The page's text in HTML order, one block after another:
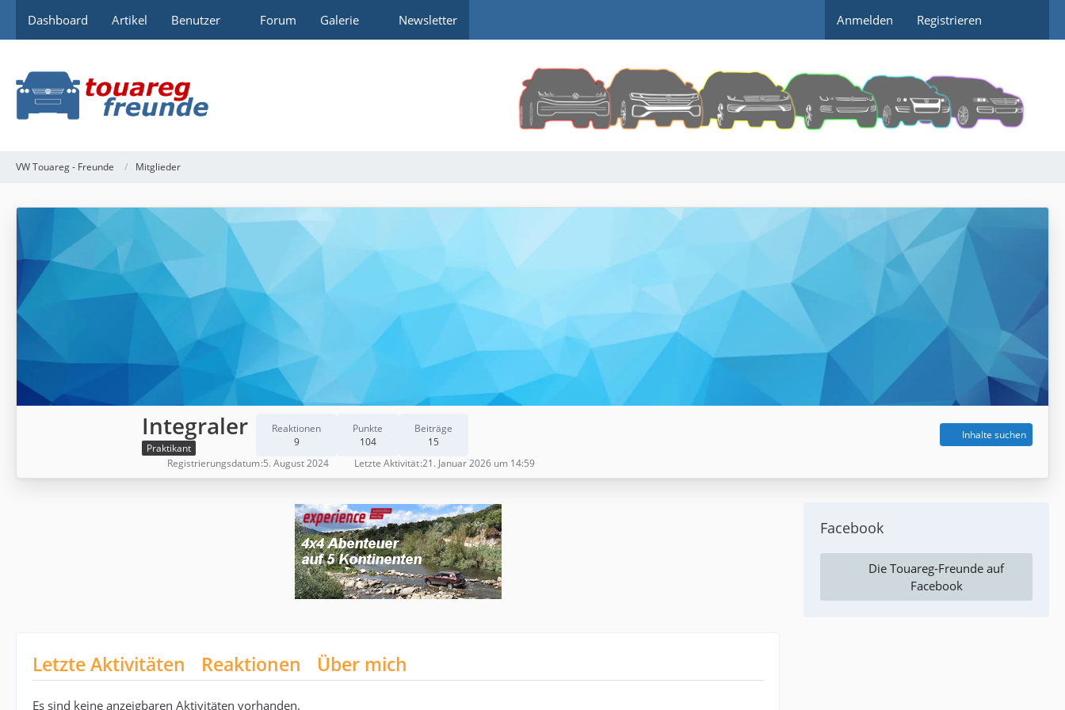
Dashboard Artikel Benutzer Forum Galerie Newsletter Anmelden Registrieren
VW Touareg - Freunde Mitglieder
Integraler
Praktikant
Reaktionen
9
Punkte
104
Beiträge
15
Inhalte suchen
Registrierungsdatum 5. August 2024 Letzte Aktivität 21. Januar 2026 um 14:59
Letzte Aktivitäten Reaktionen Über mich
Es sind keine anzeigbaren Aktivitäten vorhanden.
Facebook
Die Touareg-Freunde auf
Facebook